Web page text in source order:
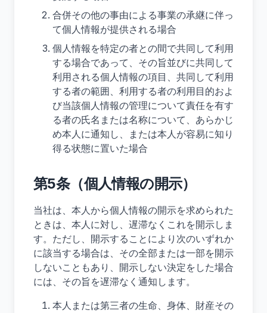
合併その他の事由による事業の承継に伴っ
て個人情報が提供される場合
個人情報を特定の者との間で共同して利用
する場合であって、その旨並びに共同して
利用される個人情報の項目、共同して利用
する者の範囲、利用する者の利用目的およ
び当該個人情報の管理について責任を有す
る者の氏名または名称について、あらかじ
め本人に通知し、または本人が容易に知り
得る状態に置いた場合
第5条（個人情報の開示）
当社は、本人から個人情報の開示を求められた
ときは、本人に対し、遅滞なくこれを開示しま
す。ただし、開示することにより次のいずれか
に該当する場合は、その全部または一部を開示
しないこともあり、開示しない決定をした場合
には、その旨を遅滞なく通知します。
本人または第三者の生命、身体、財産その